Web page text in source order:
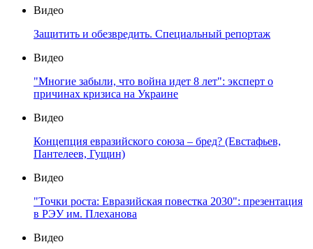
Видео
Защитить и обезвредить. Специальный репортаж
Видео
"Многие забыли, что война идет 8 лет": эксперт о
причинах кризиса на Украине
Видео
Концепция евразийского союза – бред? (Евстафьев,
Пантелеев, Гущин)
Видео
"Точки роста: Евразийская повестка 2030": презентация
в РЭУ им. Плеханова
Видео